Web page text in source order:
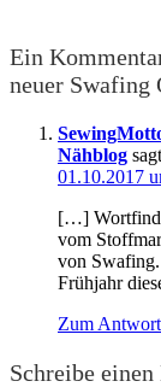
Ein
neuer Swafing
Nähblog
01.10.2017
[…]
vom
von
Frühjahr
Zum
Schreibe